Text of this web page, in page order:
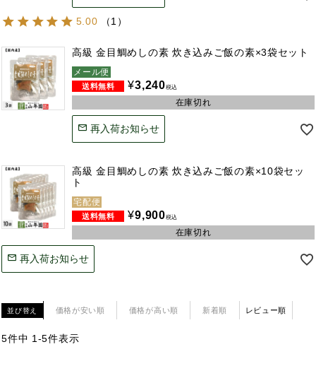
5.00 （1）
高級 金目鯛めしの素 炊き込みご飯の素×3袋セット
メール便
¥3,240税込
在庫切れ
再入荷お知らせ
高級 金目鯛めしの素 炊き込みご飯の素×10袋セッ
ト
宅配便
¥9,900税込
在庫切れ
再入荷お知らせ
並び替え 価格が安い順 価格が高い順 新着順 レビュー順
5件中 1-5件表示